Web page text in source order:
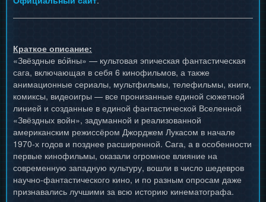
Краткое описание:
«Звёздные во́йны» — культовая эпическая фантастическая
сага, включающая в себя 6 кинофильмов, а также
анимационные сериалы, мультфильмы, телефильмы, книги,
комиксы, видеоигры — все пронизанные единой сюжетной
линией и созданные в единой фантастической Вселенной
«Звёздных войн», задуманной и реализованной
американским режиссёром Джорджем Лукасом в начале
1970-х годов и позднее расширенной. Сага, а в особенности
первые кинофильмы, оказали огромное влияние на
современную западную культуру, вошли в число шедевров
научно-фантастического кино, и по разным опросам даже
признавались лучшими за всю историю кинематографа.